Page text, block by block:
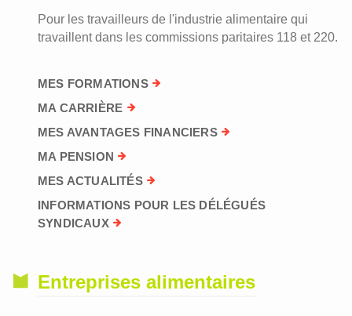
Pour les travailleurs de l'industrie alimentaire qui
travaillent dans les commissions paritaires 118 et 220.
MES FORMATIONS
MA CARRIÈRE
MES AVANTAGES FINANCIERS
MA PENSION
MES ACTUALITÉS
INFORMATIONS POUR LES DÉLÉGUÉS
SYNDICAUX
Entreprises alimentaires